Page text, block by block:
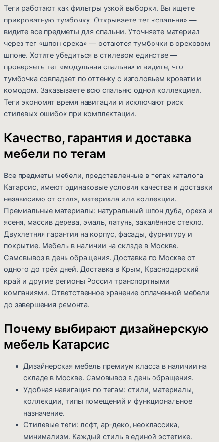
Теги работают как фильтры узкой выборки. Вы ищете
прикроватную тумбочку. Открываете тег «спальня» —
видите все предметы для спальни. Уточняете материал
через тег «шпон ореха» — остаются тумбочки в ореховом
шпоне. Хотите убедиться в стилевом единстве —
проверяете тег «модульная спальня» и видите, что
тумбочка совпадает по оттенку с изголовьем кровати и
комодом. Заказываете всю спальню одной коллекцией.
Теги экономят время навигации и исключают риск
стилевых ошибок при комплектации.
Качество, гарантия и доставка
мебели по тегам
Все предметы мебели, представленные в тегах каталога
Катарсис, имеют одинаковые условия качества и доставки
независимо от стиля, материала или коллекции.
Премиальные материалы: натуральный шпон дуба, ореха и
ясеня, массив дерева, эмаль, латунь, закалённое стекло.
Двухлетняя гарантия на корпус, фасады, фурнитуру и
покрытие. Мебель в наличии на складе в Москве.
Самовывоз в день обращения. Доставка по Москве от
одного до трёх дней. Доставка в Крым, Краснодарский
край и другие регионы России транспортными
компаниями. Ответственное хранение оплаченной мебели
до завершения ремонта.
Почему выбирают дизайнерскую
мебель Катарсис
Дизайнерская мебель премиум класса в наличии на
складе в Москве. Самовывоз в день обращения.
Удобная навигация по тегам: стили, материалы,
коллекции, типы помещений и функциональное
назначение.
Стилевые теги: лофт, ар-деко, неоклассика,
минимализм. Каждый стиль в единой эстетике.